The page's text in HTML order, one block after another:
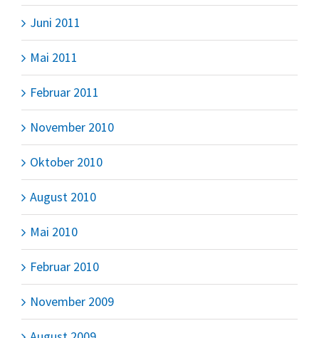
Juni 2011
Mai 2011
Februar 2011
November 2010
Oktober 2010
August 2010
Mai 2010
Februar 2010
November 2009